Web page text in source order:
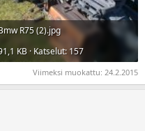
R75 (2).jpg
KB · Katselut: 157
Viimeksi muokattu: 24.2.2015